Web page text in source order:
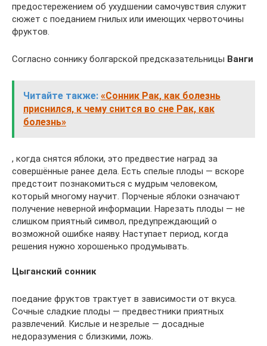
предостережением об ухудшении самочувствия служит
сюжет с поеданием гнилых или имеющих червоточины
фруктов.
Согласно соннику болгарской предсказательницы Ванги
Читайте также: «Сонник Рак, как болезнь
приснился, к чему снится во сне Рак, как
болезнь»
, когда снятся яблоки, это предвестие наград за
совершённые ранее дела. Есть спелые плоды — вскоре
предстоит познакомиться с мудрым человеком,
который многому научит. Порченые яблоки означают
получение неверной информации. Нарезать плоды — не
слишком приятный символ, предупреждающий о
возможной ошибке наяву. Наступает период, когда
решения нужно хорошенько продумывать.
Цыганский сонник
поедание фруктов трактует в зависимости от вкуса.
Сочные сладкие плоды — предвестники приятных
развлечений. Кислые и незрелые — досадные
недоразумения с близкими, ложь.